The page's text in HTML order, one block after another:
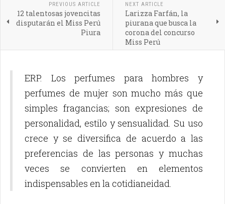
PREVIOUS ARTICLE
12 talentosas jovencitas
disputarán el Miss Perú
Piura
NEXT ARTICLE
Larizza Farfán, la
piurana que busca la
corona del concurso
Miss Perú
ERP. Los perfumes para hombres y
perfumes de mujer son mucho más que
simples fragancias; son expresiones de
personalidad, estilo y sensualidad. Su uso
crece y se diversifica de acuerdo a las
preferencias de las personas y muchas
veces se convierten en elementos
indispensables en la cotidianeidad.